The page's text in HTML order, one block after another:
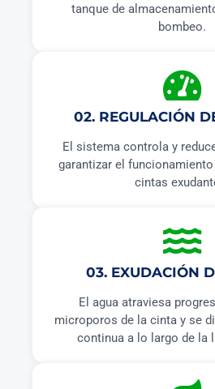
tanque de
bombeo.
02. REGULACIÓN
El sistema controla y
garantizar el
cintas
03. EXUDACIÓN
El agua atraviesa
microporos de la cinta y se
continua a lo largo de la